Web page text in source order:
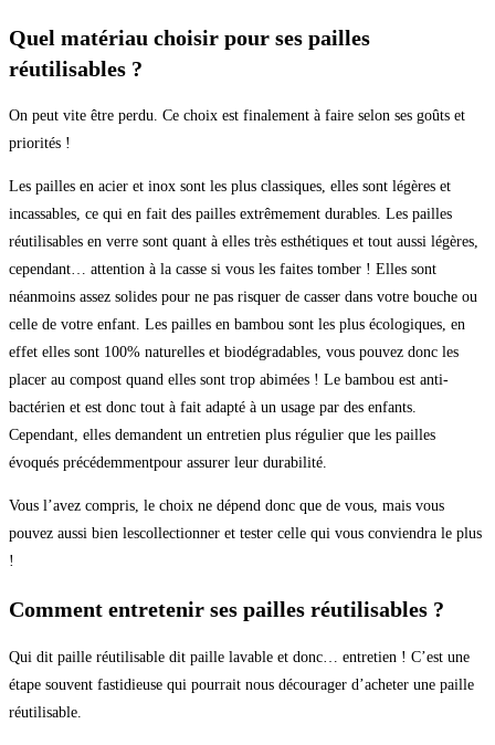
Quel matériau choisir pour ses pailles
réutilisables ?
On peut vite être perdu. Ce choix est finalement à faire selon ses goûts et
priorités !
Les pailles en acier et inox sont les plus classiques, elles sont légères et
incassables, ce qui en fait des pailles extrêmement durables. Les pailles
réutilisables en verre sont quant à elles très esthétiques et tout aussi légères,
cependant… attention à la casse si vous les faites tomber ! Elles sont
néanmoins assez solides pour ne pas risquer de casser dans votre bouche ou
celle de votre enfant. Les pailles en bambou sont les plus écologiques, en
effet elles sont 100% naturelles et biodégradables, vous pouvez donc les
placer au compost quand elles sont trop abimées ! Le bambou est anti-
bactérien et est donc tout à fait adapté à un usage par des enfants.
Cependant, elles demandent un entretien plus régulier que les pailles
évoqués précédemmentpour assurer leur durabilité.
Vous l’avez compris, le choix ne dépend donc que de vous, mais vous
pouvez aussi bien lescollectionner et tester celle qui vous conviendra le plus
!
Comment entretenir ses pailles réutilisables ?
Qui dit paille réutilisable dit paille lavable et donc… entretien ! C’est une
étape souvent fastidieuse qui pourrait nous décourager d’acheter une paille
réutilisable.